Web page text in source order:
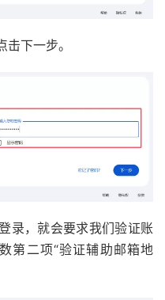
下一步。
录，就会要求我们验证账
第二项“验证辅助邮箱地